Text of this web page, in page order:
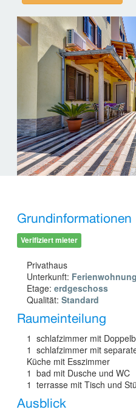
Grundinformationen
Verifiziert mieter
Privathaus
Unterkunft: Ferienwohnung
Etage: erdgeschoss
Qualität: Standard
Raumeinteilung
1 schlafzimmer mit
1 schlafzimmer mit
Küche mit Esszimmer
1 bad mit Dusche und WC
1 terrasse mit Tisch und
Ausblick